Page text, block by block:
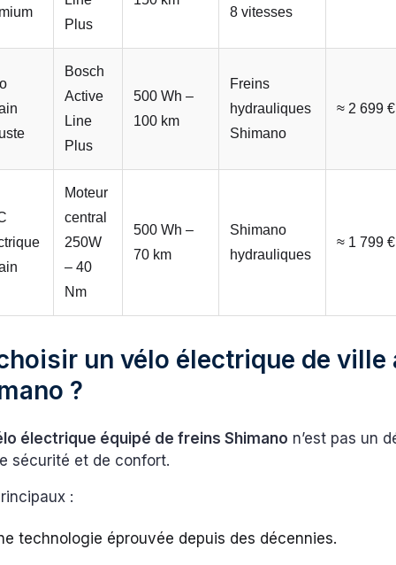
Plus
8 vitesses
Bosch
Active
Line
Plus
500 Wh –
100 km
Freins
hydrauliques
Shimano
≈ 2 699 €
Moteur
central
250W
– 40
Nm
500 Wh –
70 km
Shimano
hydrauliques
≈ 1 799 €
un vélo électrique de ville
?
électrique équipé de freins Shimano n’est pas un
sécurité et de confort.
:
technologie éprouvée depuis des décennies.